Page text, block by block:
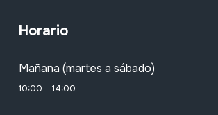
Horario
Mañana (martes a sábado)
10:00 - 14:00